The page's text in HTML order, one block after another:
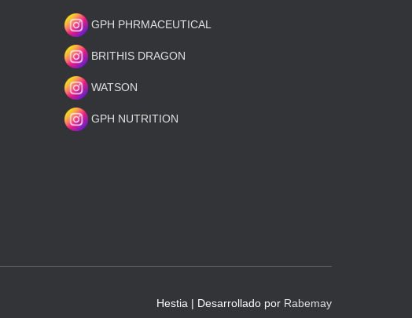
GPH PHRMACEUTICAL
BRITHIS DRAGON
WATSON
GPH NUTRITION
Hestia | Desarrollado por Rabemay